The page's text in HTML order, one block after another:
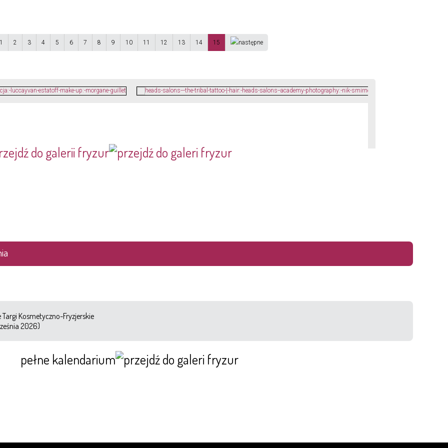
2 3 4 5 6 7 8 9 10 11 12 13 14 15
do galerii fryzur
Kosmetyczno-Fryzjerskie
2026)
pełne kalendarium